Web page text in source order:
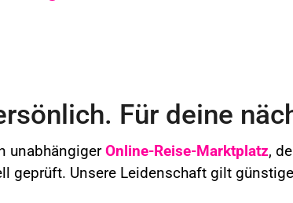
Für deine
unabhängigerOnline-Reise-Marktplatz,
geprüft. Unsere Leidenschaft gilt